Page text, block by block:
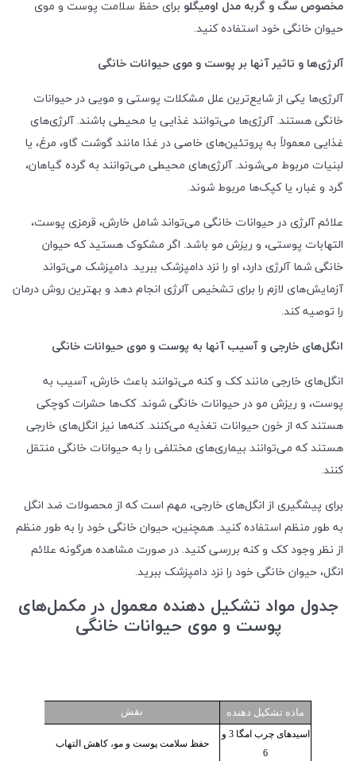
مخصوص سگ و گربه مدل اومیگلو برای حفظ سلامت پوست و موی
حیوان خانگی خود استفاده کنید.
آلرژی‌ها و تاثیر آنها بر پوست و موی حیوانات خانگی
آلرژی‌ها یکی از شایع‌ترین علل مشکلات پوستی و مویی در حیوانات
خانگی هستند. آلرژی‌ها می‌توانند غذایی یا محیطی باشند. آلرژی‌های
غذایی معمولاً به پروتئین‌های خاصی در غذا مانند گوشت گاو، مرغ، یا
لبنیات مربوط می‌شوند. آلرژی‌های محیطی می‌توانند به گرده گیاهان،
گرد و غبار، یا کپک‌ها مربوط شوند.
علائم آلرژی در حیوانات خانگی می‌تواند شامل خارش، قرمزی پوست،
التهابات پوستی، و ریزش مو باشد. اگر مشکوک هستید که حیوان
خانگی شما آلرژی دارد، او را نزد دامپزشک ببرید. دامپزشک می‌تواند
آزمایش‌های لازم را برای تشخیص آلرژی انجام دهد و بهترین روش درمان
را توصیه کند.
انگل‌های خارجی و آسیب آنها به پوست و موی حیوانات خانگی
انگل‌های خارجی مانند کک و کنه می‌توانند باعث خارش، آسیب به
پوست، و ریزش مو در حیوانات خانگی شوند. کک‌ها حشرات کوچکی
هستند که از خون حیوانات تغذیه می‌کنند. کنه‌ها نیز انگل‌های خارجی
هستند که می‌توانند بیماری‌های مختلفی را به حیوانات خانگی منتقل
کنند.
برای پیشگیری از انگل‌های خارجی، مهم است که از محصولات ضد انگل
به طور منظم استفاده کنید. همچنین، حیوان خانگی خود را به طور منظم
از نظر وجود کک و کنه بررسی کنید. در صورت مشاهده هرگونه علائم
انگل، حیوان خانگی خود را نزد دامپزشک ببرید.
جدول مواد تشکیل دهنده معمول در مکمل‌های
پوست و موی حیوانات خانگی
ماده تشکیل دهنده نقش
اسیدهای چرب امگا 3 و
6
حفظ سلامت پوست و مو، کاهش التهاب